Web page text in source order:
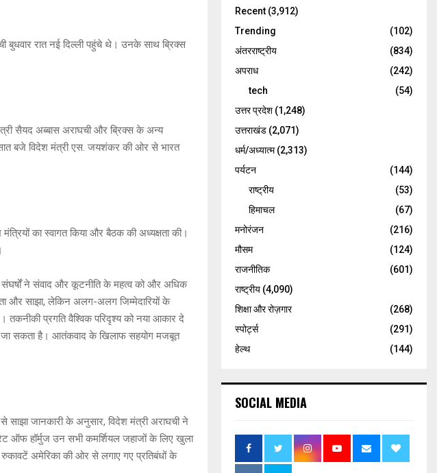
बुधवार रात नई दिल्ली पहुंचे थे। उनके साथ ब्रिक्स
सैयद अब्बास अराघची और ब्रिक्स के अन्य
बजे विदेश मंत्री एस. जयशंकर की ओर से भारत
का स्वागत किया और बैठक की अध्यक्षता की।
संघर्षों ने संवाद और कूटनीति के महत्व को और अधिक
और साझा, लेकिन अलग-अलग जिम्मेदारियों के
तकनीकी प्रगति वैश्विक परिदृश्य को नया आकार दे
जा सकता है। आतंकवाद के खिलाफ सहयोग मजबूत
साझा जानकारी के अनुसार, विदेश मंत्री अराघची ने
ऑफ हॉर्मुज उन सभी कमर्शियल जहाजों के लिए खुला
अमेरिका की ओर से लगाए गए प्रतिबंधों के
Recent (3,912)
Trending
(102)
अंतरराष्ट्रीय
(834)
अपराध
(242)
tech
(54)
उत्तर प्रदेश(1,248)
उत्तराखंड (2,071)
धर्म/अध्यात्म(2,313)
पर्यटन
(144)
राष्ट्रीय
(53)
हिमाचल
(67)
मनोरंजन
(216)
मौसम
(124)
राजनीतिक
(601)
राष्ट्रीय (4,090)
शिक्षा और रोज़गार
(268)
स्पोर्ट्स
(291)
हेल्थ
(144)
SOCIAL MEDIA